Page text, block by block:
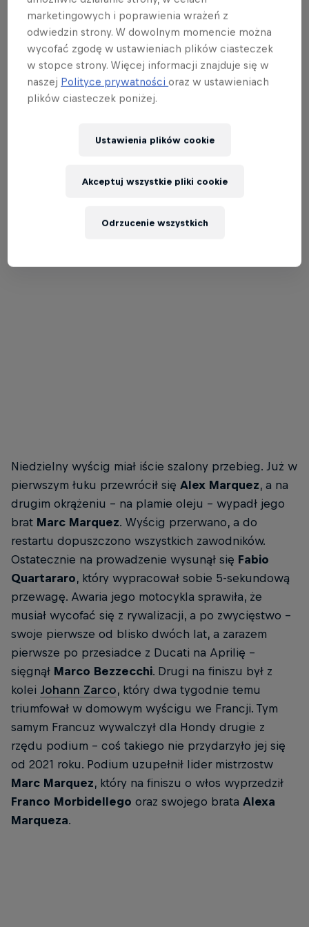
Niedzielny wyścig miał iście szalony przebieg. Już w
pierwszym łuku przewrócił się Alex Marquez, a na
drugim okrążeniu – na plamie oleju – wypadł jego
brat Marc Marquez. Wyścig przerwano, a do
restartu dopuszczono wszystkich zawodników.
Ostatecznie na prowadzenie wysunął się Fabio
Quartararo, który wypracował sobie 5-sekundową
przewagę. Awaria jego motocykla sprawiła, że
musiał wycofać się z rywalizacji, a po zwycięstwo –
swoje pierwsze od blisko dwóch lat, a zarazem
pierwsze po przesiadce z Ducati na Aprilię –
sięgnął Marco Bezzecchi. Drugi na finiszu był z
kolei Johann Zarco, który dwa tygodnie temu
triumfował w domowym wyścigu we Francji. Tym
samym Francuz wywalczył dla Hondy drugie z
rzędu podium – coś takiego nie przydarzyło jej się
od 2021 roku. Podium uzupełnił lider mistrzostw
Marc Marquez, który na finiszu o włos wyprzedził
Franco Morbidellego oraz swojego brata Alexa
Marqueza.
marketingowych i poprawienia wrażeń z
odwiedzin strony. W dowolnym momencie można
wycofać zgodę w ustawieniach plików ciasteczek
w stopce strony. Więcej informacji znajduje się w
naszej Polityce prywatnościoraz w ustawieniach
plików ciasteczek poniżej.
Ustawienia plików cookie
Odrzucenie wszystkich
Akceptuj wszystkie pliki cookie